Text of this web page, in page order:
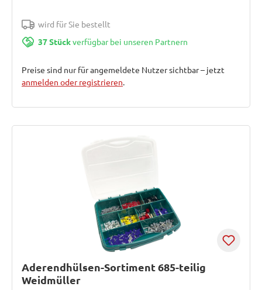
wird für Sie bestellt
37 Stückverfügbar bei unseren Partnern
Preise sind nur für angemeldete Nutzer sichtbar – jetzt
anmelden oder registrieren.
Aderendhülsen-Sortiment 685-teilig
Weidmüller